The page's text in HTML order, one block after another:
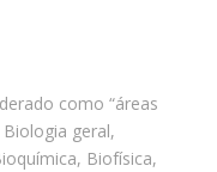
como “áreas
geral,
Biofísica,